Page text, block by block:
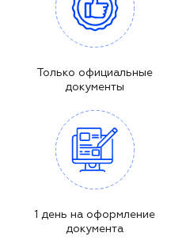
Только официальные
документы
1 день на оформление
документа